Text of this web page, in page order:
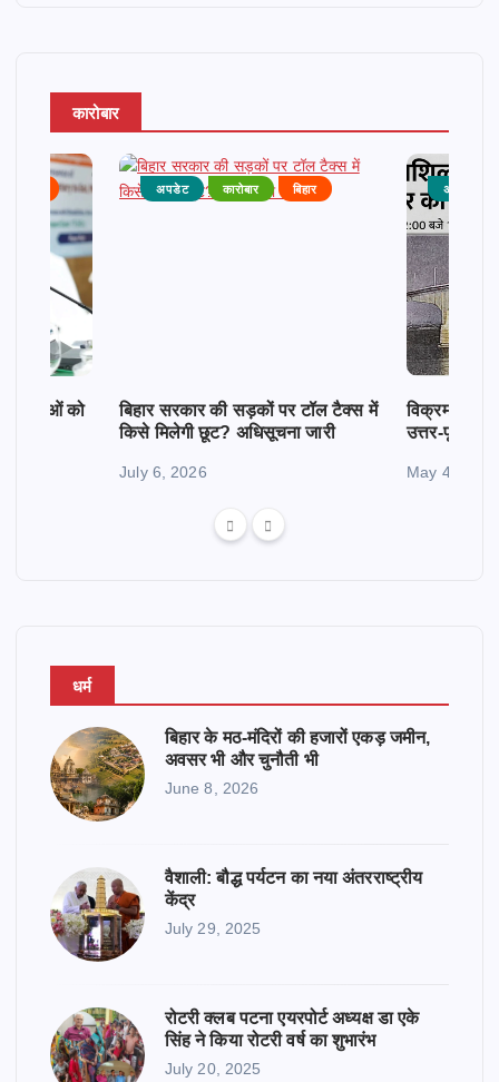
कारोबार
महिलाओं को
अपडेट कारोबार बिहार
बिहार सरकार की सड़कों पर टॉल टैक्स में
किसे मिलेगी छूट? अधिसूचना जारी
July 6, 2026
अपडेट
विक्रमशिला
उत्तर-पूर्व
May 4, 2026
धर्म
बिहार के मठ-मंदिरों की हजारों एकड़ जमीन,
अवसर भी और चुनौती भी
June 8, 2026
वैशाली: बौद्ध पर्यटन का नया अंतरराष्ट्रीय
केंद्र
July 29, 2025
रोटरी क्लब पटना एयरपोर्ट अध्यक्ष डा एके
सिंह ने किया रोटरी वर्ष का शुभारंभ
July 20, 2025